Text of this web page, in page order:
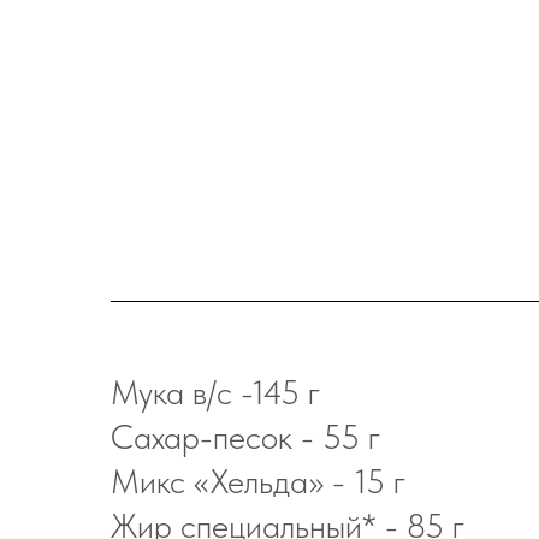
Мука в/с -145 г
Сахар-песок - 55 г
Микс «Хельда» - 15 г
Жир специальный* - 85 г